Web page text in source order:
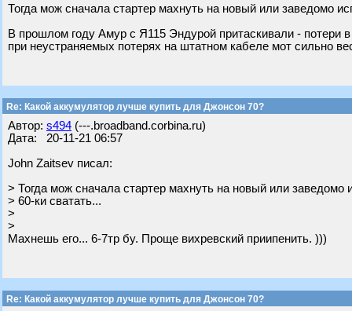
Тогда мож сначала стартер махнуть на новый или заведомо
В прошлом году Амур с Я115 Эндурой притаскивали - потери
при неустраняемых потерях на штатном кабеле мот сильно
Re: Какой аккумулятор лучше купить для Джонсон 70?
Автор: s494 (---.broadband.corbina.ru)
Дата: 20-11-21 06:57
John Zaitsev писал:
> Тогда мож сначала стартер махнуть на новый или заведомо
> 60-ки сватать...
>
>
Махнешь его... 6-7тр бу. Проще вихревский приипенить. )))
Re: Какой аккумулятор лучше купить для Джонсон 70?